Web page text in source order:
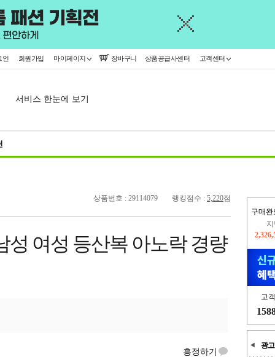
인 회원가입 마이페이지 장바구니 상품공급사센터 고객센터
서비스 한눈에 보기
구매완
고
광고
상품번호 : 29114079 랭킹점수 : 5,220점
성 여성 등산복 아노락 경량
흥정하기